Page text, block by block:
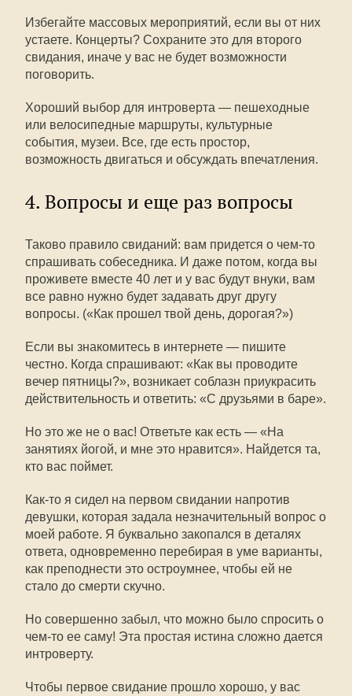
Избегайте массовых мероприятий, если вы от них
устаете. Концерты? Сохраните это для второго
свидания, иначе у вас не будет возможности
поговорить.
Хороший выбор для интроверта — пешеходные
или велосипедные маршруты, культурные
события, музеи. Все, где есть простор,
возможность двигаться и обсуждать впечатления.
4. Вопросы и еще раз вопросы
Таково правило свиданий: вам придется о чем-то
спрашивать собеседника. И даже потом, когда вы
проживете вместе 40 лет и у вас будут внуки, вам
все равно нужно будет задавать друг другу
вопросы. («Как прошел твой день, дорогая?»)
Если вы знакомитесь в интернете — пишите
честно. Когда спрашивают: «Как вы проводите
вечер пятницы?», возникает соблазн приукрасить
действительность и ответить: «С друзьями в баре».
Но это же не о вас! Ответьте как есть — «На
занятиях йогой, и мне это нравится». Найдется та,
кто вас поймет.
Как-то я сидел на первом свидании напротив
девушки, которая задала незначительный вопрос о
моей работе. Я буквально закопался в деталях
ответа, одновременно перебирая в уме варианты,
как преподнести это остроумнее, чтобы ей не
стало до смерти скучно.
Но совершенно забыл, что можно было спросить о
чем-то ее саму! Эта простая истина сложно дается
интроверту.
Чтобы первое свидание прошло хорошо, у вас